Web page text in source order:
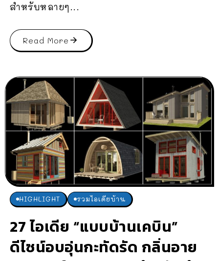
สำหรับหลายๆ...
Read More
HIGHLIGHT รวมไอเดียบ้าน
27 ไอเดีย “แบบบ้านเคบิน”
ดีไซน์อบอุ่นกะทัดรัด กลิ่นอาย